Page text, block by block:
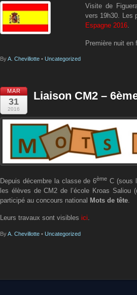
Visite de
vers 19h30. Les
Espagne 2016.
Première nuit en
ByA. Chevillotte • Uncategorized
MAR
31
2016
Liaison CM2 –
Depuis décembre la classe de 6ème C (sous
les élèves de CM2 de l’école Kroas Saliou
participé au concours national Mots de tête
Leurs travaux sont visibles ici.
ByA. Chevillotte • Uncategorized